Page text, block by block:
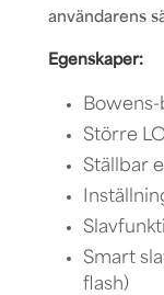
användarens
Egenskaper:
Större
Ställbar
Smart
flash)